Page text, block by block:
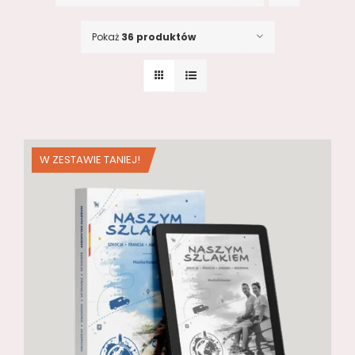
Pokaż 36 produktów
W ZESTAWIE TANIEJ!